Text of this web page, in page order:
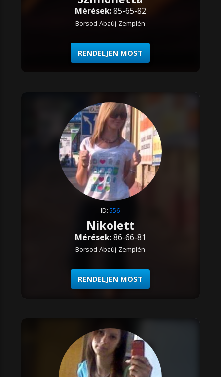
Mérések:85-65-82
Borsod-Abaúj-Zemplén
RENDELJEN MOST
ID:556
Nikolett
Mérések:86-66-81
Borsod-Abaúj-Zemplén
RENDELJEN MOST